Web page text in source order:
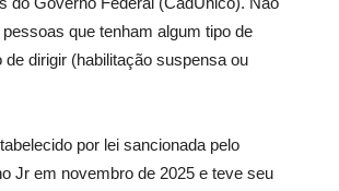
que tenham algum tipo de
de dirigir (habilitação suspensa ou
por lei sancionada pelo
Jr em novembro de 2025 e teve seu